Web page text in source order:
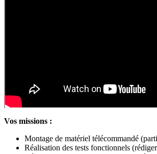
Vos missions :
Montage de matériel télécommandé
Réalisation des tests fonctionnels